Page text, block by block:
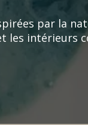
par la
les intérieurs